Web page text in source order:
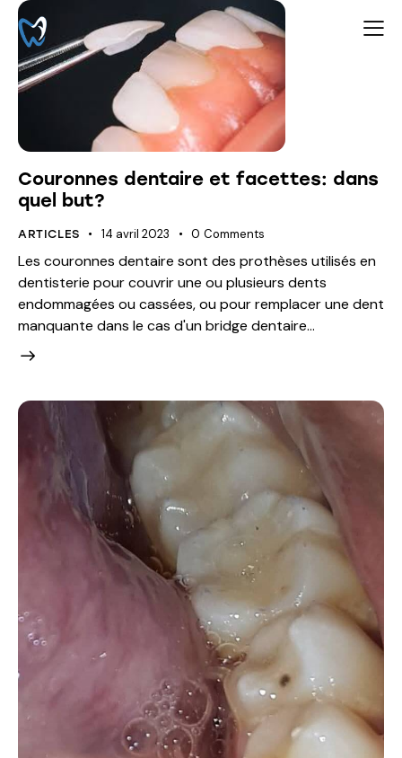
Couronnes dentaire et facettes: dans
quel but?
ARTICLES 14 avril 2023 0 Comments
Les couronnes dentaire sont des prothèses utilisés en
dentisterie pour couvrir une ou plusieurs dents
endommagées ou cassées, ou pour remplacer une dent
manquante dans le cas d'un bridge dentaire…